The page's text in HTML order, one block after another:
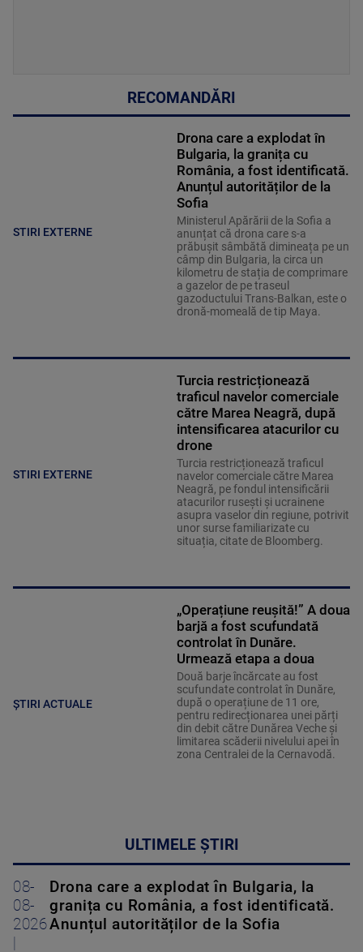
RECOMANDĂRI
STIRI EXTERNE
Drona care a explodat în
Bulgaria, la granița cu
România, a fost identificată.
Anunțul autorităților de la
Sofia
Ministerul Apărării de la Sofia a
anunțat că drona care s-a
prăbușit sâmbătă dimineața pe un
câmp din Bulgaria, la circa un
kilometru de stația de comprimare
a gazelor de pe traseul
gazoductului Trans-Balkan, este o
dronă-momeală de tip Maya.
STIRI EXTERNE
Turcia restricționează
traficul navelor comerciale
către Marea Neagră, după
intensificarea atacurilor cu
drone
Turcia restricționează traficul
navelor comerciale către Marea
Neagră, pe fondul intensificării
atacurilor rusești și ucrainene
asupra vaselor din regiune, potrivit
unor surse familiarizate cu
situația, citate de Bloomberg.
ȘTIRI ACTUALE
„Operațiune reușită!” A doua
barjă a fost scufundată
controlat în Dunăre.
Urmează etapa a doua
Două barje încărcate au fost
scufundate controlat în Dunăre,
după o operațiune de 11 ore,
pentru redirecționarea unei părți
din debit către Dunărea Veche și
limitarea scăderii nivelului apei în
zona Centralei de la Cernavodă.
ULTIMELE ȘTIRI
08-
08-
2026
Drona care a explodat în Bulgaria, la
granița cu România, a fost identificată.
Anunțul autorităților de la Sofia